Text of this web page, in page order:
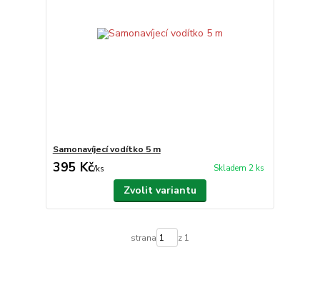
Samonavíjecí vodítko 5 m
395 Kč/ks Skladem 2 ks
Zvolit variantu
strana z 1